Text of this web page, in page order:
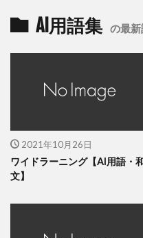
AI用語集 の最
2021年10月26日
ワイドラーニング【AI用語・
文】